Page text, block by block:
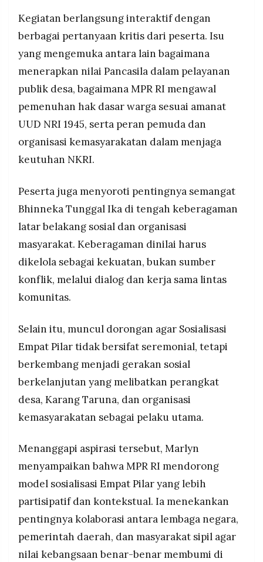
Kegiatan berlangsung interaktif dengan
berbagai pertanyaan kritis dari peserta. Isu
yang mengemuka antara lain bagaimana
menerapkan nilai Pancasila dalam pelayanan
publik desa, bagaimana MPR RI mengawal
pemenuhan hak dasar warga sesuai amanat
UUD NRI 1945, serta peran pemuda dan
organisasi kemasyarakatan dalam menjaga
keutuhan NKRI.
Peserta juga menyoroti pentingnya semangat
Bhinneka Tunggal Ika di tengah keberagaman
latar belakang sosial dan organisasi
masyarakat. Keberagaman dinilai harus
dikelola sebagai kekuatan, bukan sumber
konflik, melalui dialog dan kerja sama lintas
komunitas.
Selain itu, muncul dorongan agar Sosialisasi
Empat Pilar tidak bersifat seremonial, tetapi
berkembang menjadi gerakan sosial
berkelanjutan yang melibatkan perangkat
desa, Karang Taruna, dan organisasi
kemasyarakatan sebagai pelaku utama.
Menanggapi aspirasi tersebut, Marlyn
menyampaikan bahwa MPR RI mendorong
model sosialisasi Empat Pilar yang lebih
partisipatif dan kontekstual. Ia menekankan
pentingnya kolaborasi antara lembaga negara,
pemerintah daerah, dan masyarakat sipil agar
nilai kebangsaan benar-benar membumi di